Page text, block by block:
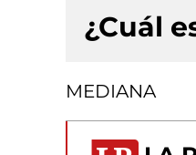
¿Cuál
MEDIANA